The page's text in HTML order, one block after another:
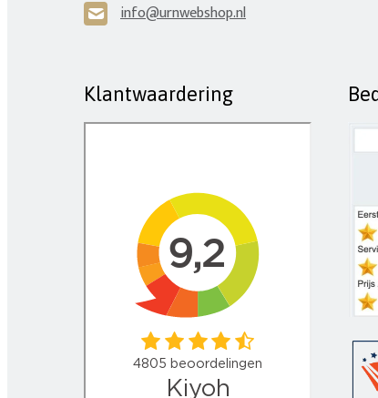
H info@urnwebshop.nl
Klantwaardering